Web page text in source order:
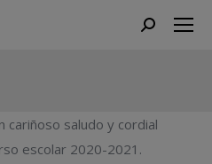
Search:
cariñoso saludo y cordial
escolar 2020-2021.